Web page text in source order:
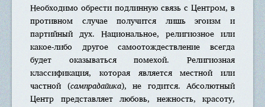
Необходимо обрести подлинную связь с Центром, в
противном случае получится лишь эгоизм и
партийный дух. Национальное, религиозное или
какое-либо другое самоотождествление всегда
будет оказываться помехой. Религиозная
классификация, которая является местной или
частной (сампрадайика), не годится. Абсолютный
Центр представляет любовь, нежность, красоту,